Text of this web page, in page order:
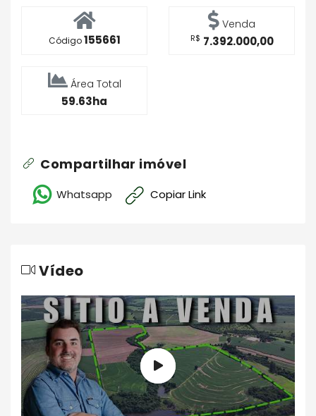
Código155661
Venda
R$ 7.392.000,00
Área Total
59.63ha
Compartilhar imóvel
Whatsapp Copiar Link
Vídeo